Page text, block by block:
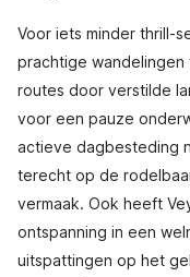
Voor iets minder thrill-
prachtige
routes door verstilde
voor een pauze
actieve dagbesteding
terecht op de
vermaak. Ook heeft
ontspanning in een
uitspattingen op het